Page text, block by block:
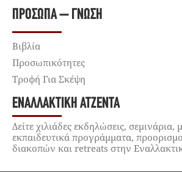
ΠΡΌΣΩΠΑ – ΓΝΏΣΗ
Βιβλία
Προσωπικότητες
Τροφή Για Σκέψη
ΕΝΑΛΛΑΚΤΙΚΉ ΑΤΖΈΝΤΑ
Δείτε χιλιάδες εκδηλώσεις, σεμινάρια,
εκπαιδευτικά προγράμματα,
διακοπών και retreats στην